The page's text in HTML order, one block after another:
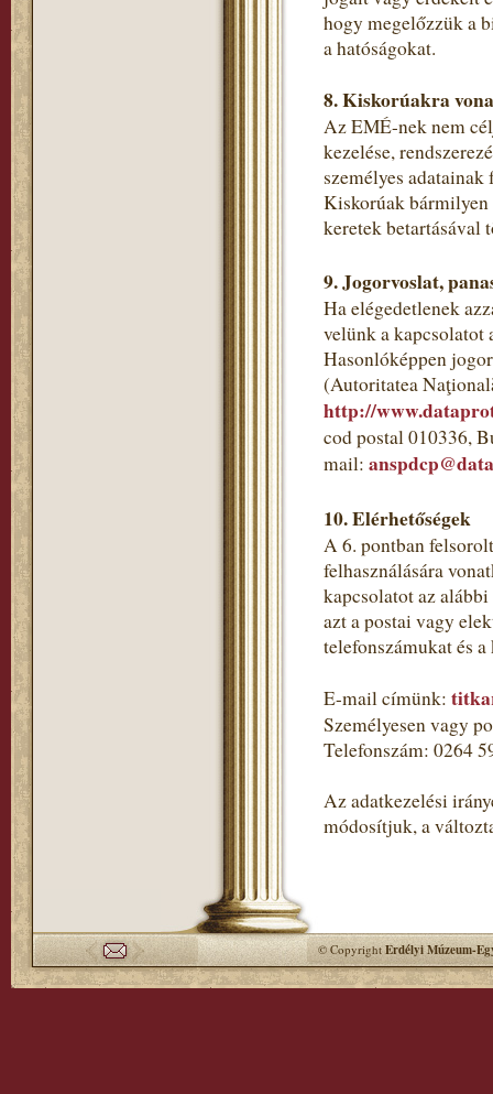
hogy megelőzzük a
a hatóságokat.
8. Kiskorúakra
Az EMÉ-nek nem
kezelése,
személyes
Kiskorúak bármilyen
keretek betartásával
9. Jogorvoslat,
Ha elégedetlenek
velünk a kapcsolatot
Hasonlóképpen
(Autoritatea
http://
cod postal 010336,
mail:
10. Elérhetőségek
A 6. pontban
felhasználására
kapcsolatot az
azt a postai vagy
telefonszámukat és
E-mail címünk:
Személyesen vagy
Telefonszám: 0264
Az adatkezelési
módosítjuk, a
© CopyrightErdélyi Múzeum-